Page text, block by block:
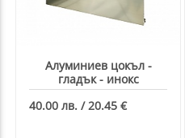
Aлуминиев цокъл -
гладък - инокс
40.00 лв. / 20.45 €